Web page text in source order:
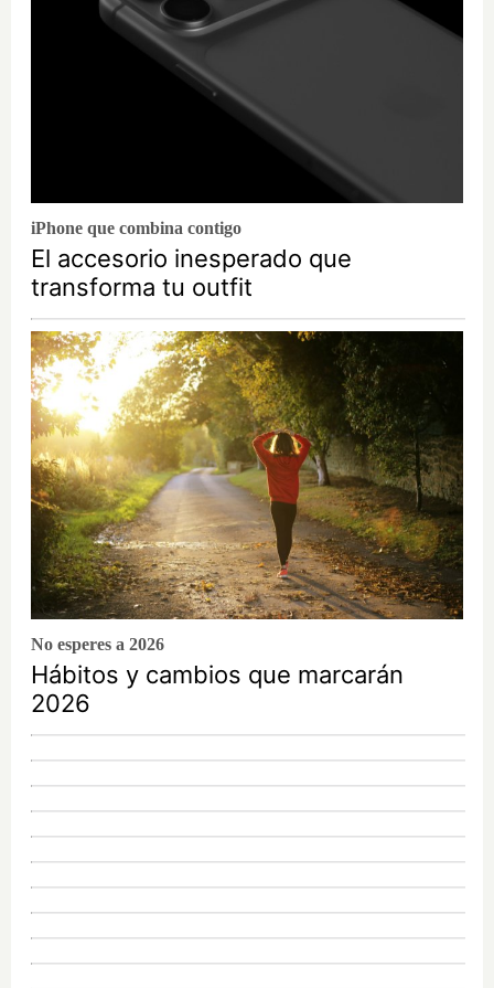
iPhone que combina contigo
El accesorio inesperado que
transforma tu outfit
No esperes a 2026
Hábitos y cambios que marcarán
2026